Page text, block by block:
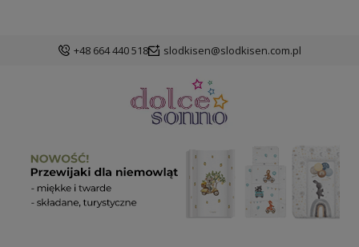
+48 664 440 518 slodkisen@slodkisen.com.pl